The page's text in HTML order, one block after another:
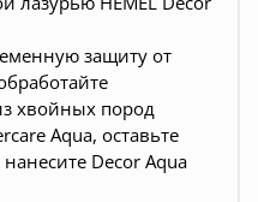
защиту от
хвойных пород
Aqua, оставьте
Decor Aqua